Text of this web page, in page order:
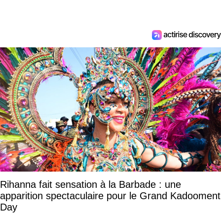
Rihanna fait sensation à la Barbade : une
apparition spectaculaire pour le Grand Kadooment
Day